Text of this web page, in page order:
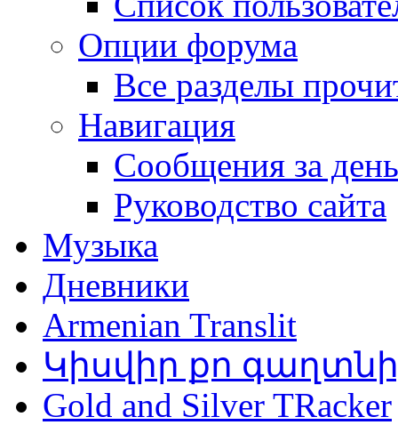
Опции форума
Все разделы
Навигация
Сообщения за день
Руководство сайта
Музыка
Дневники
Armenian Translit
Կիսվիր քո
Gold and Silver TRacker